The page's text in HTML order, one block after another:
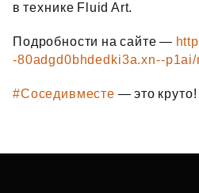
в технике Fluid Art.
Подробности на сайте —
-80adgd0bhdedki3a.xn--
#Соседивместе — это круто!